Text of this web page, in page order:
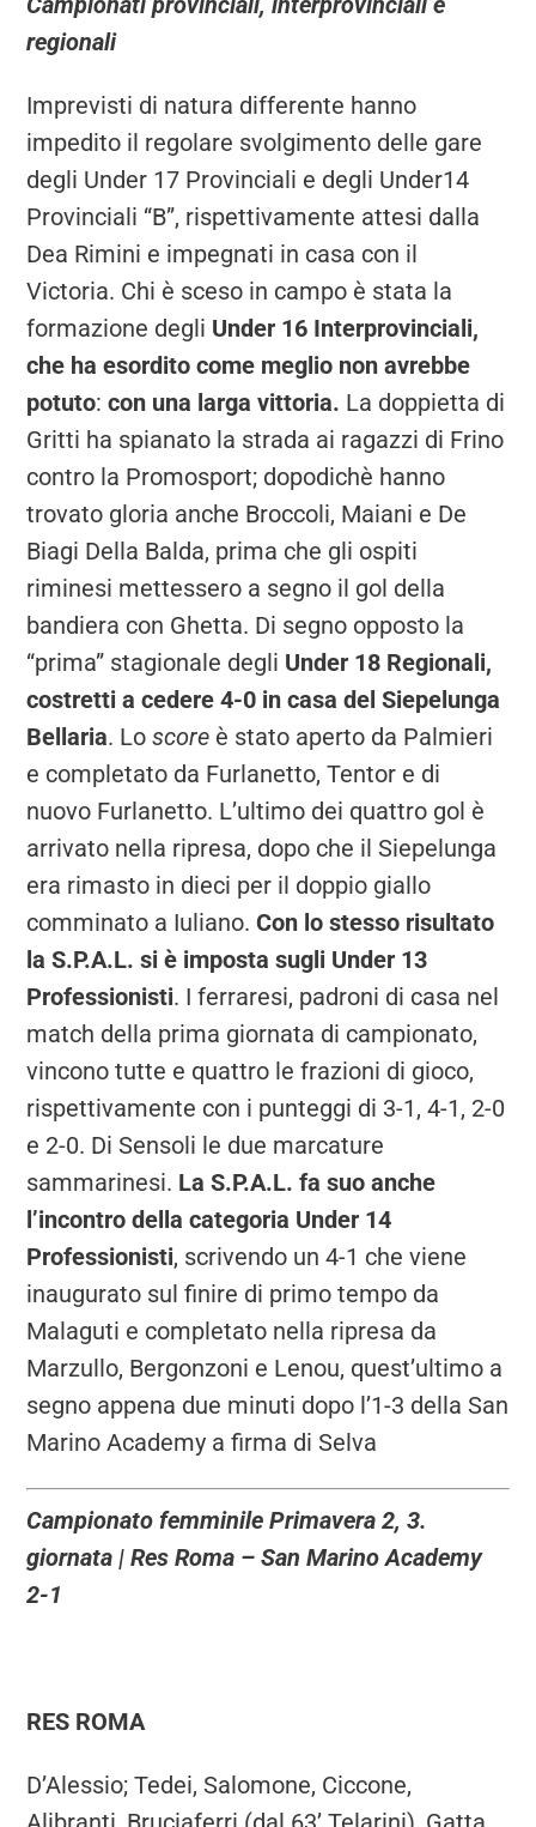
regionali
Imprevisti di natura differente hanno
impedito il regolare svolgimento delle gare
degli Under 17 Provinciali e degli Under14
Provinciali “B”, rispettivamente attesi dalla
Dea Rimini e impegnati in casa con il
Victoria. Chi è sceso in campo è stata la
formazione degli Under 16 Interprovinciali,
che ha esordito come meglio non avrebbe
potuto:con una larga vittoria. La doppietta di
Gritti ha spianato la strada ai ragazzi di Frino
contro la Promosport; dopodichè hanno
trovato gloria anche Broccoli, Maiani e De
Biagi Della Balda, prima che gli ospiti
riminesi mettessero a segno il gol della
bandiera con Ghetta. Di segno opposto la
“prima” stagionale degli Under 18 Regionali,
costretti a cedere 4-0 in casa del Siepelunga
Bellaria. Lo score è stato aperto da Palmieri
e completato da Furlanetto, Tentor e di
nuovo Furlanetto. L’ultimo dei quattro gol è
arrivato nella ripresa, dopo che il Siepelunga
era rimasto in dieci per il doppio giallo
comminato a Iuliano.Con lo stesso risultato
la S.P.A.L. si è imposta sugli Under 13
Professionisti. I ferraresi, padroni di casa nel
match della prima giornata di campionato,
vincono tutte e quattro le frazioni di gioco,
rispettivamente con i punteggi di 3-1, 4-1, 2-0
e 2-0. Di Sensoli le due marcature
sammarinesi. La S.P.A.L. fa suo anche
l’incontro della categoria Under 14
Professionisti, scrivendo un 4-1 che viene
inaugurato sul finire di primo tempo da
Malaguti e completato nella ripresa da
Marzullo, Bergonzoni e Lenou, quest’ultimo a
segno appena due minuti dopo l’1-3 della San
Marino Academy a firma di Selva
Campionato femminile Primavera 2, 3.
giornata | Res Roma – San Marino Academy
2-1
RES ROMA
D’Alessio; Tedei, Salomone, Ciccone,